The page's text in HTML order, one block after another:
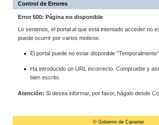
Control de Errores
Error 500: Página no disponible
Lo sentimos, el portal al que está intentado acceder no
puede ocurrir por varios motivos:
El portal puede no estar disponible "Temporalmente".
Ha introducido un URL incorrecto. Compruebe y
bien escrito.
Atención: Si desea informar, por favor, hágalo desde
© Gobierno de Canarias